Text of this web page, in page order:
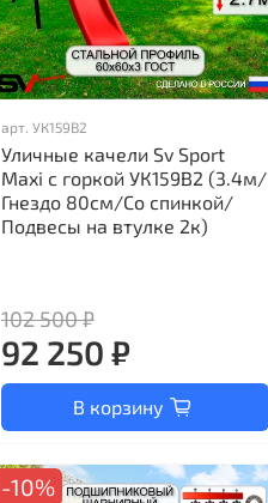
арт. УК159В2
Уличные качели Sv Sport
Maxi с горкой УК159В2 (3.4м/
Гнездо 80см/Со спинкой/
Подвесы на втулке 2к)
102 500 ₽
92 250 ₽
В корзину
-10%